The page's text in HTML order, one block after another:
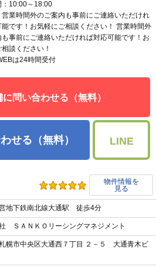
：10:00～18:00
営業時間外のご案内も事前にご連絡いただけれ
です！お気軽にご相談ください！ 営業時間外
事前にご連絡いただければ対応可能です！お
談ください！
は24時間受付
に問い合わせる（無料）
せる（無料） LINE
物件情報を
見る
地下鉄南北線大通駅 徒歩4分
ＳＡＮＫＯリーシングマネジメント
幌市中央区大通西７丁目 ２－５ 大通青木ビ